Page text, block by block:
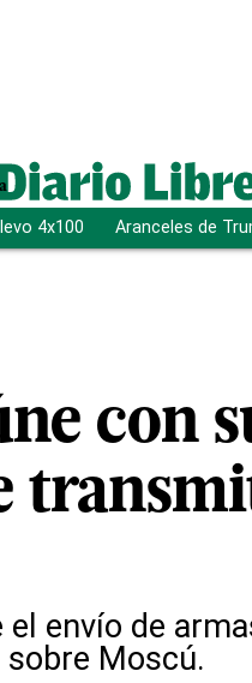
4x100 Aranceles de
con
envío de
Moscú.